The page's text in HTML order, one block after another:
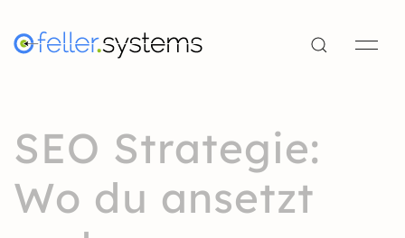
SEO Strategie:
Wo du ansetzt